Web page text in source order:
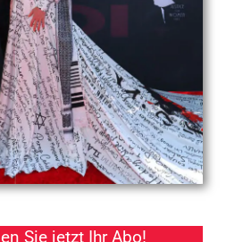
Sie jetzt Ihr Abo!